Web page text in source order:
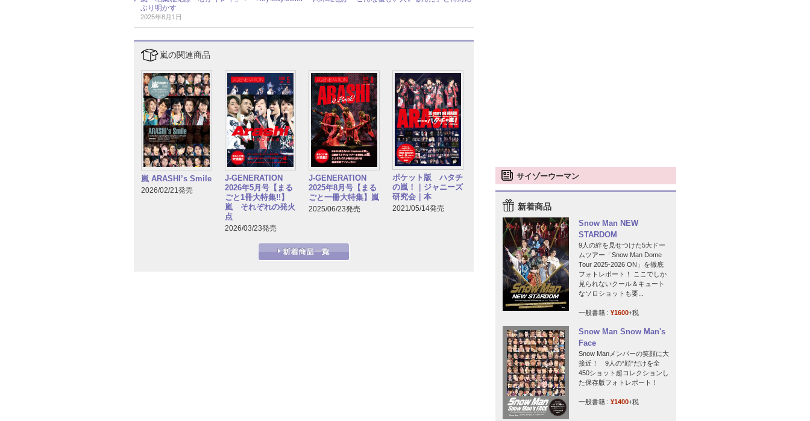
ぶり明かす
2025年8月1日
嵐の関連商品
嵐 ARASHI’s Smile
2026/02/21発売
J-GENERATION
2026年5月号【まる
ごと1冊大特集!!】
嵐 それぞれの発火
点
2026/03/23発売
J-GENERATION
2025年8月号【まる
ごと一冊大特集】嵐
2025/06/23発売
ポケット版 ハタチ
の嵐！｜ジャニーズ
研究会｜本
2021/05/14発売
サイゾーウーマン
新着商品
Snow Man NEW
STARDOM
9人の絆を見せつけた5大ドー
ムツアー「Snow Man Dome
Tour 2025-2026 ON」を徹底
フォトレポート！ ここでしか
見られないクール＆キュート
なソロショットも要...
一般書籍 : ¥1600+税
Snow Man Snow Man's
Face
Snow Manメンバーの笑顔に大
接近！ 9人の“顔”だけを全
450ショット超コレクションし
た保存版フォトレポート！
一般書籍 : ¥1400+税